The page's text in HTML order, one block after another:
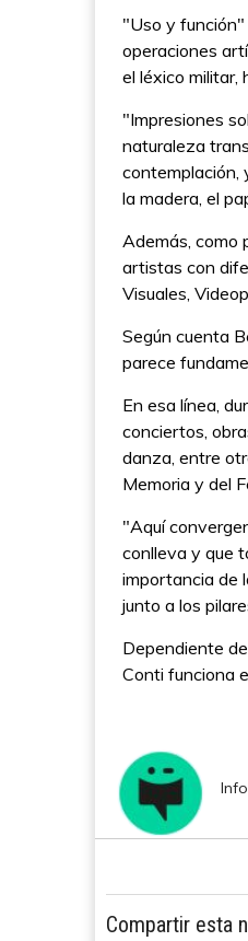
"Uso y función"
operaciones
el léxico militar,
"Impresiones
naturaleza
contemplación,
la madera, el
Además, como
artistas con
Visuales,
Según cuenta
parece
En esa línea,
conciertos,
danza, entre
Memoria y del
"Aquí
conlleva y que
importancia de
junto a los
Dependiente
Conti funciona
Compartir esta